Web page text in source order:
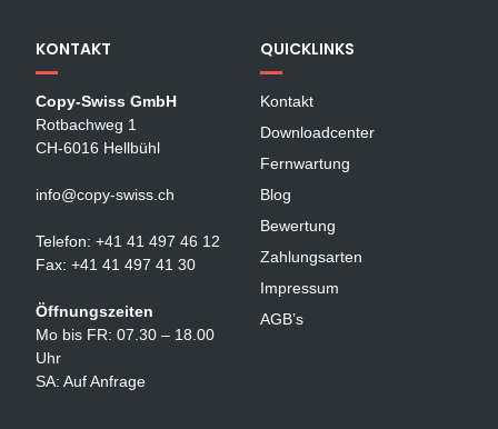
KONTAKT
Copy-Swiss GmbH
Rotbachweg 1
CH-6016 Hellbühl
info@copy-swiss.ch
Telefon: +41 41 497 46 12
Fax: +41 41 497 41 30
Öffnungszeiten
Mo bis FR: 07.30 – 18.00
Uhr
SA: Auf Anfrage
QUICKLINKS
Kontakt
Downloadcenter
Fernwartung
Blog
Bewertung
Zahlungsarten
Impressum
AGB’s